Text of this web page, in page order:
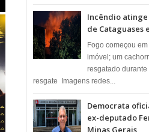
Incêndio
de Cataguases
​Fogo começou
imóvel; um
resgatado
resgate ​ Imagens redes...
Democrata
ex-deputado
Minas Gerais